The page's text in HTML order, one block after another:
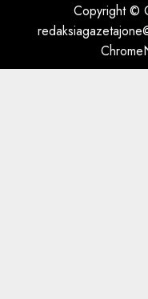
Copyright ©